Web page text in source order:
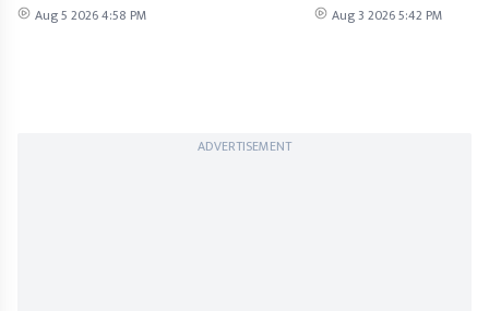
Aug 5 2026 4:58 PM Aug 3 2026 5:42 PM
ADVERTISEMENT